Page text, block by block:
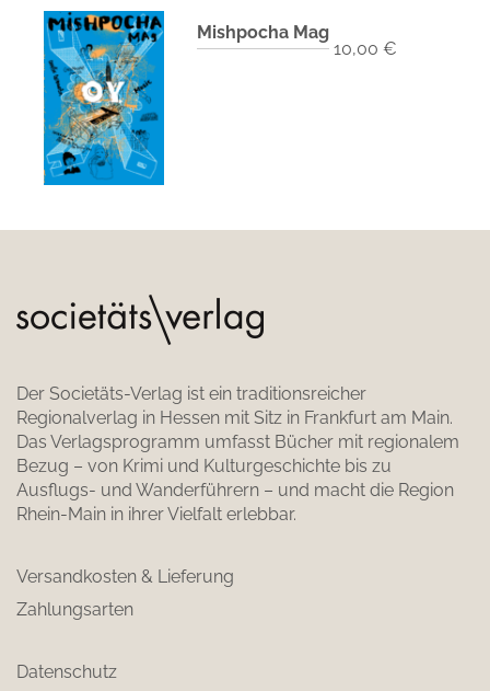
Mishpocha Mag
10,00 €
Der Societäts-Verlag ist ein traditionsreicher
Regionalverlag in Hessen mit Sitz in Frankfurt am Main.
Das Verlagsprogramm umfasst Bücher mit regionalem
Bezug – von Krimi und Kulturgeschichte bis zu
Ausflugs- und Wanderführern – und macht die Region
Rhein-Main in ihrer Vielfalt erlebbar.
Versandkosten & Lieferung
Zahlungsarten
Datenschutz